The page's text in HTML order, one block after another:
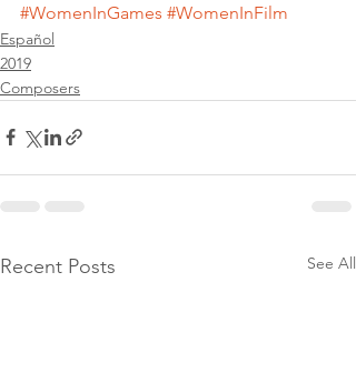
#WomenInGames #WomenInFilm
Español
2019
Composers
Recent Posts See All